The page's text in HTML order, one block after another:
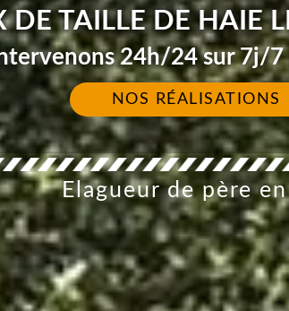
DE TAILLE DE HAIE
24h/24 sur 7j/7
NOS RÉALISATIONS
Elagueur de père